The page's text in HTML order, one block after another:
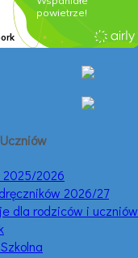
2025/2026
2026/27
dla rodziców i uczniów